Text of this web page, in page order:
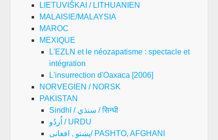
LIETUVIŠKAI / LITHUANIEN
MALAISIE/MALAYSIA
MAROC
MEXIQUE
L'EZLN et le néozapatisme : spectacle et
intégration
L'insurrection d'Oaxaca [2006]
NORVEGIEN / NORSK
PAKISTAN
Sindhī / سنڌي / सिन्धी
اُردُو / URDU
پښتو , افغانی/ PASHTO, AFGHANI